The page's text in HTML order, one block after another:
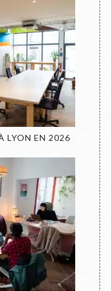
LYON EN 2026